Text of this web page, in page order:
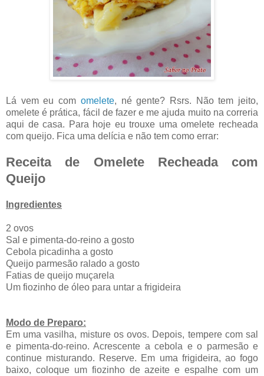
Lá vem eu com omelete, né gente? Rsrs. Não tem jeito,
omelete é prática, fácil de fazer e me ajuda muito na correria
aqui de casa. Para hoje eu trouxe uma omelete recheada
com queijo. Fica uma delícia e não tem como errar:
Receita de Omelete Recheada com
Queijo
Ingredientes
2 ovos
Sal e pimenta-do-reino a gosto
Cebola picadinha a gosto
Queijo parmesão ralado a gosto
Fatias de queijo muçarela
Um fiozinho de óleo para untar a frigideira
Modo de Preparo:
Em uma vasilha, misture os ovos. Depois, tempere com sal
e pimenta-do-reino. Acrescente a cebola e o parmesão e
continue misturando. Reserve. Em uma frigideira, ao fogo
baixo, coloque um fiozinho de azeite e espalhe com um